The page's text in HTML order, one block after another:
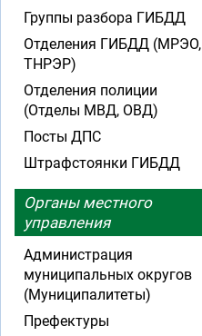
Группы разбора ГИБДД
Отделения ГИБДД (МРЭО,
ТНРЭР)
Отделения полиции
(Отделы МВД, ОВД)
Посты ДПС
Штрафстоянки ГИБДД
Органы местного
управления
Администрация
муниципальных округов
(Муниципалитеты)
Префектуры